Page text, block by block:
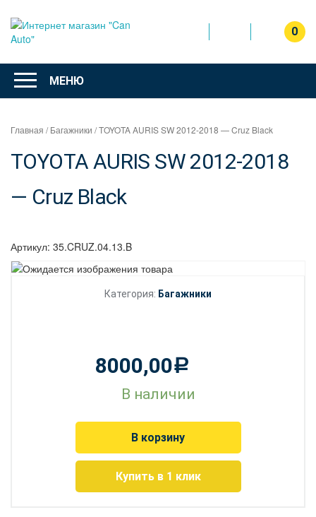
содержимому
Интернет
магазин
"Can Auto"
0
МЕНЮ
Главная /Багажники / TOYOTA AURIS SW 2012-2018 — Cruz Black
TOYOTA AURIS SW 2012-2018
— Cruz Black
Артикул: 35.CRUZ.04.13.B
Категория: Багажники
8000,00Р
В наличии
В корзину
Купить в 1 клик